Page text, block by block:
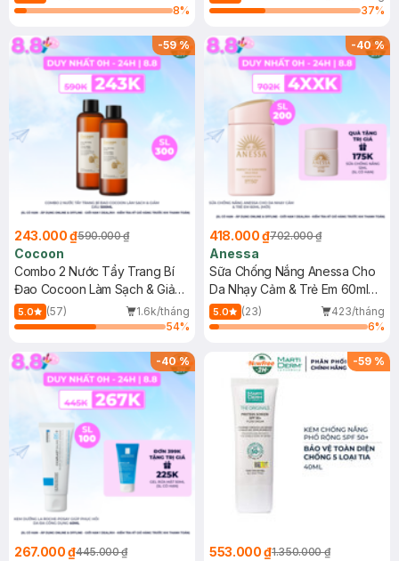
8%
37%
-59%
243.000 ₫590.000 ₫
Cocoon
Combo 2 Nước Tẩy Trang Bí
Đao Cocoon Làm Sạch & Giảm
Dầu 500ml
5.0 (57)
1.6k/tháng
54%
-40%
418.000 ₫702.000 ₫
Anessa
Sữa Chống Nắng Anessa Cho
Da Nhạy Cảm & Trẻ Em 60ml
(Mới)
5.0 (23)
423/tháng
6%
-40%
267.000 ₫445.000 ₫
-59 %
553.000 ₫1.350.000 ₫